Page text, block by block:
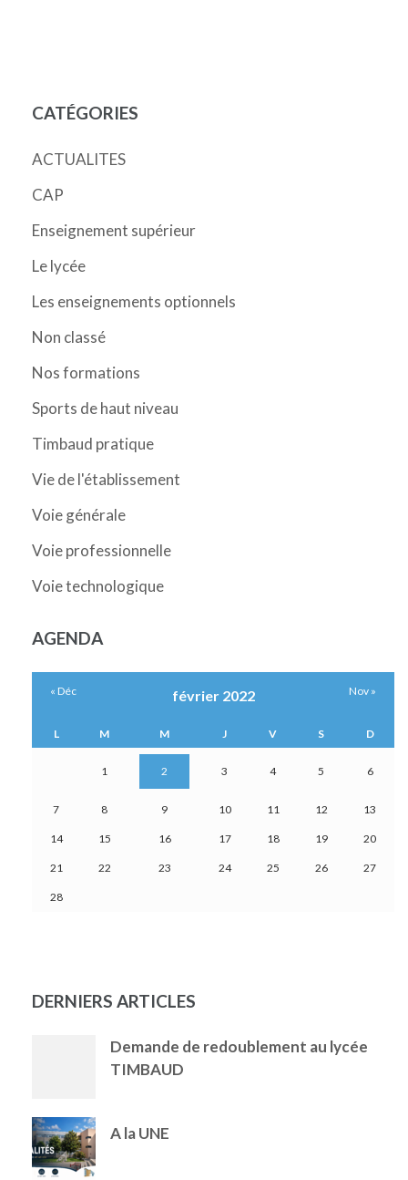
CATÉGORIES
ACTUALITES
CAP
Enseignement supérieur
Le lycée
Les enseignements optionnels
Non classé
Nos formations
Sports de haut niveau
Timbaud pratique
Vie de l'établissement
Voie générale
Voie professionnelle
Voie technologique
AGENDA
février 2022
L M M J V S D
1 2 3 4 5 6
7 8 9 10 11 12 13
14 15 16 17 18 19 20
21 22 23 24 25 26 27
28
« Déc Nov »
DERNIERS ARTICLES
Demande de redoublement au lycée
TIMBAUD
A la UNE